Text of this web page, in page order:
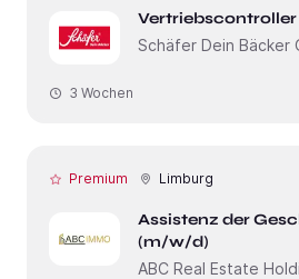
Schäfer Dein Bäcker
3 Wochen
Premium Limburg
Assistenz der
(m/w/d)
ABC Real Estate